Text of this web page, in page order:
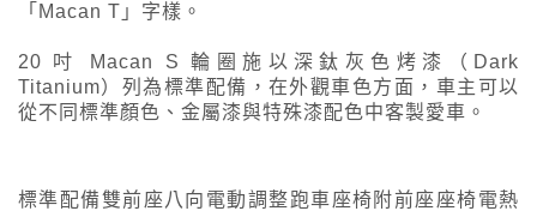
「Macan T」字樣。
20 吋 Macan S 輪圈施以深鈦灰色烤漆（Dark
Titanium）列為標準配備，在外觀車色方面，車主可以
從不同標準顏色、金屬漆與特殊漆配色中客製愛車。
標準配備雙前座八向電動調整跑車座椅附前座座椅電熱